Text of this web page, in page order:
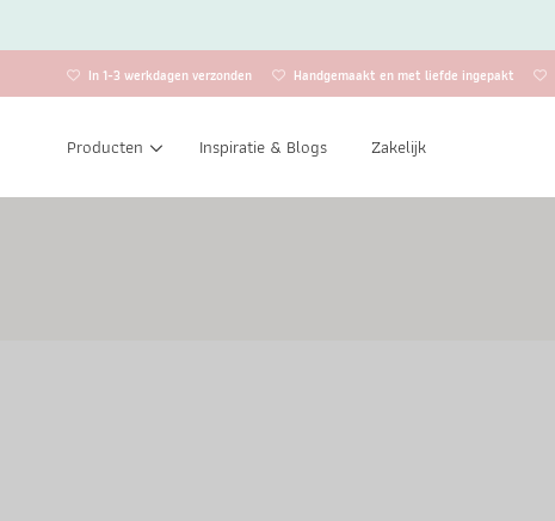
In 1-3 werkdagen verzonden Handgemaakt en met liefde ingepakt
Producten Inspiratie & Blogs Zakelijk